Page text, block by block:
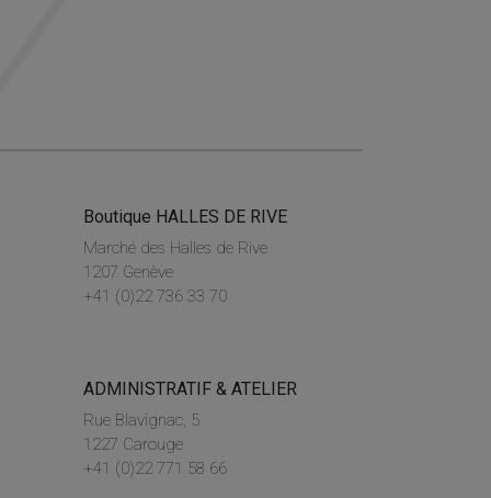
Boutique HALLES DE RIVE
Marché des Halles de Rive
1207 Genève
+41 (0)22 736 33 70
ADMINISTRATIF & ATELIER
Rue Blavignac, 5
1227 Carouge
+41 (0)22 771 58 66